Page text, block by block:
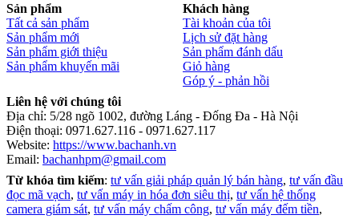
Sản phẩm
Tất cả sản phẩm
Sản phẩm mới
Sản phẩm giới thiệu
Sản phẩm khuyến mãi
Khách hàng
Tài khoản của tôi
Lịch sử đặt hàng
Sản phẩm đánh dấu
Giỏ hàng
Góp ý - phản hồi
Liên hệ với chúng tôi
Địa chỉ: 5/28 ngõ 1002, đường Láng - Đống Đa - Hà Nội
Điện thoại: 0971.627.116 - 0971.627.117
Website: https://www.bachanh.vn
Email: bachanhpm@gmail.com
Từ khóa tìm kiếm: tư vấn giải pháp quản lý bán hàng, tư vấn đầu
đọc mã vạch, tư vấn máy in hóa đơn siêu thị, tư vấn hệ thống
camera giám sát, tư vấn máy chấm công, tư vấn máy đếm tiền,